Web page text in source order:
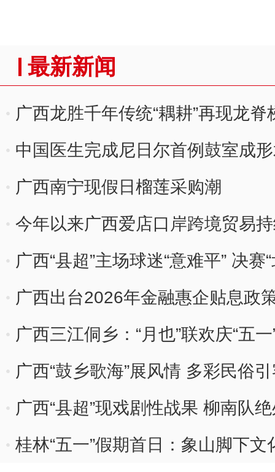
最新新闻
广西龙胜千年传统“耦耕”再现龙脊
中国医生完成尼日尔首例鼓室成
广西南宁现假日榴莲采购潮
今年以来广西爱店口岸跨境贸易
广西“县超”主场球迷“意难平” 决赛
广西出台2026年金融惠企贴息政
广西三江侗乡：“月也”联欢庆“五一
广西“鼓乡歌海”展风情 多彩民俗
广西“县超”现戏剧性战果 柳南队
桂林“五一”假期首日：象山脚下文